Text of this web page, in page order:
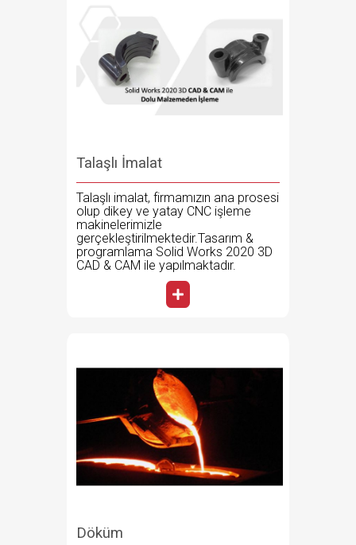
Talaşlı İmalat
Talaşlı imalat, firmamızın ana prosesi
olup dikey ve yatay CNC işleme
makinelerimizle
gerçekleştirilmektedir.Tasarım &
programlama Solid Works 2020 3D
CAD & CAM ile yapılmaktadır.
Döküm